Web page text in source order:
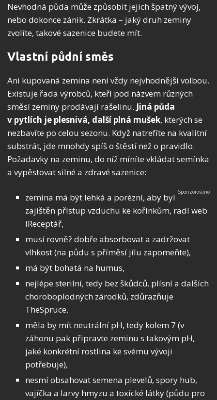
Nevhodná půda může způsobit jejich špatný vývoj,
nebo dokonce zánik. Zkrátka – jaký druh zeminy
zvolíte, takové sazenice budete mít.
Vlastní půdní směs
Ani kupovaná zemina není vždy nejvhodnější volbou.
Existuje řada výrobců, kteří pod názvem různých
směsí zeminy prodávají rašelinu. Jiná půda
v pytlích je plesnivá, další plná mušek, kterých se
nezbavíte po celou sezonu. Když natrefíte na kvalitní
substrát, jde mnohdy spíš o štěstí než o pravidlo.
Požadavky na zeminu, do níž míníte vkládat semínka
a vypěstovat silné a zdravé sazenice:
zemina má být lehká a porézní, aby byl
zajištěn přístup vzduchu ke kořínkům, radí web
IReceptář,
musí rovněž dobře absorbovat a zadržovat
vlhkost (na půdu s příměsí jílu zapomeňte),
má být bohatá na humus,
nejlépe sterilní, tedy bez škůdců, plísní a dalších
choroboplodných zárodků, zdůrazňuje
TheSpruce,
měla by mít neutrální pH, tedy kolem 7 (v
záhonu pak připravte zeminu s takovým pH,
jaké konkrétní rostlina ke svému vývoji
potřebuje),
nesmí obsahovat semena plevelů, spory hub,
vajíčka a larvy hmyzu a toxické látky (půdu pro